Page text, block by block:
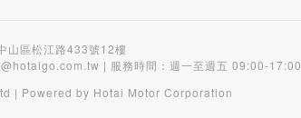
山區松江路433號12樓
| 服務時間：週一至週五 09:00-17:00
| Powered by Hotai Motor Corporation